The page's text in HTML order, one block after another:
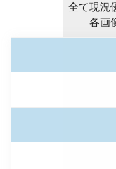
全て現況
各画